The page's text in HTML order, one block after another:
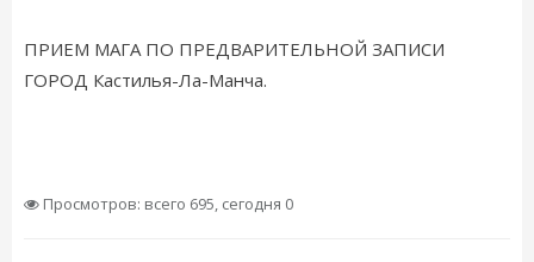
ПРИЕМ МАГА ПО ПРЕДВАРИТЕЛЬНОЙ ЗАПИСИ
ГОРОД Кастилья-Ла-Манча.
Просмотров: всего 695, сегодня 0